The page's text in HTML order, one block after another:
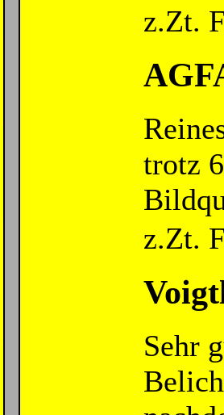
z.Zt.
trotz
z.Zt.
Sehr